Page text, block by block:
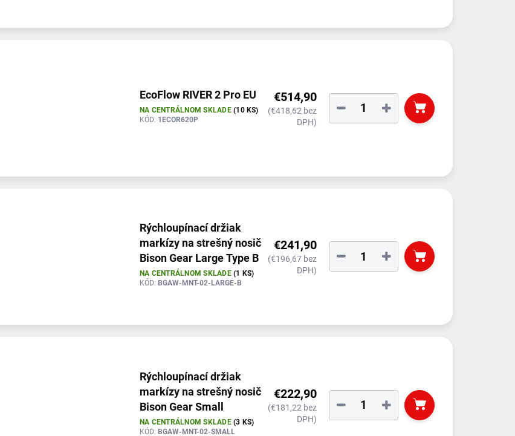
EcoFlow RIVER 2 Pro EU
NA CENTRÁLNOM SKLADE(10 KS)
KÓD: 1ECOR620P
€514,90
(€418,62 bez
DPH)
+
−
Rýchloupínací držiak
markízy na strešný nosič
Bison Gear Large Type B
NA CENTRÁLNOM SKLADE(1 KS)
KÓD: BGAW-MNT-02-LARGE-B
€241,90
(€196,67 bez
DPH)
+
−
Rýchloupínací držiak
markízy na strešný nosič
Bison Gear Small
NA CENTRÁLNOM SKLADE(3 KS)
KÓD: BGAW-MNT-02-SMALL
€222,90
(€181,22 bez
DPH)
+
−